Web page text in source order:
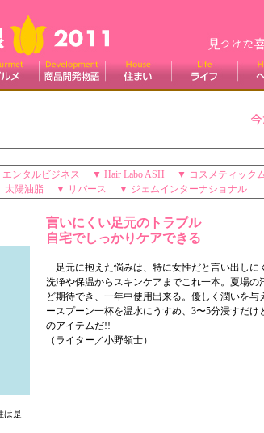
エンタルビジネス ▼ Hair Labo ASH ▼ コスメティック
太陽油脂 ▼ リバース ▼ ジェムインターナショナル
は是
言いにくい足元のトラブル
自宅でしっかりケアできる
足元に抱えた悩みは、特に女性だと言い出しに
洗浄や保温からスキンケアまでこれ一本。夏場
ど期待でき、一年中使用出来る。優しく潤いを
ースプーン一杯を温水にうすめ、3〜5分浸すだ
のアイテムだ!!
（ライター／小野領士）